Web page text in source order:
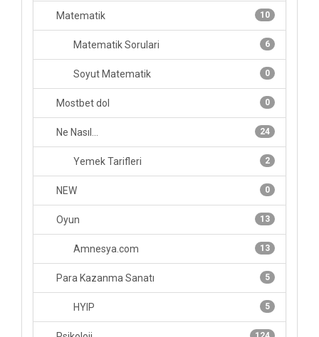
10
Matematik
6
Matematik Sorulari
0
Soyut Matematik
0
Mostbet dol
24
Ne Nasıl...
2
Yemek Tarifleri
0
NEW
13
Oyun
13
Amnesya.com
5
Para Kazanma Sanatı
5
HYIP